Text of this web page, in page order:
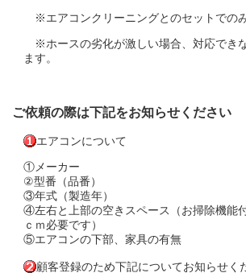
※エアコンクリーニングとのセットでのみ
※ホースの劣化が激しい場合、対応でき
ます。
ご依頼の際は下記をお知らせください
エアコンについて
①メーカー
②型番（品番）
③年式（製造年）
④左右と上部の空きスペース（お掃除機能
ｃｍ必要です）
⑤エアコンの下部、家具の有無
顧客登録のため下記についてお知らせく